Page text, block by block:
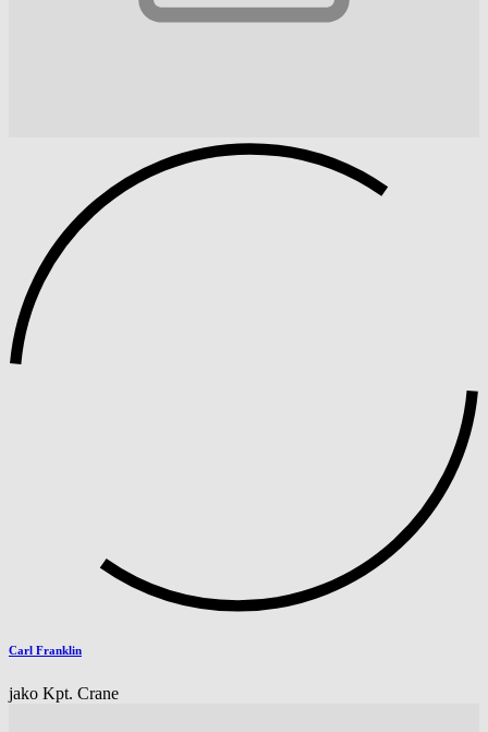
Carl Franklin
jako Kpt. Crane